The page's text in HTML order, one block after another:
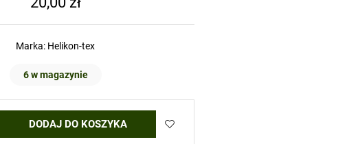
Marka: Helikon-tex
6 w magazynie
DODAJ DO KOSZYKA